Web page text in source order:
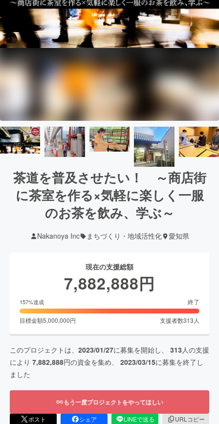
茶道を普及させたい！ ～商店街
に茶室を作る×気軽に楽しく一服
のお茶を飲み、学ぶ～
Nakanoya Inc まちづくり・地域活性化 愛知県
現在の支援総額
7,882,888円
157%達成 終了
目標金額5,000,000円 支援者数313 人
このプロジェクトは、 2023/01/27に募集を開始し、 313人の支援
により 7,882,888円の資金を集め、 2023/03/15に募集を終了し
ました
もう一度プロジェクトをやってほしい
ポスト シェア LINEで送る
URLコピー